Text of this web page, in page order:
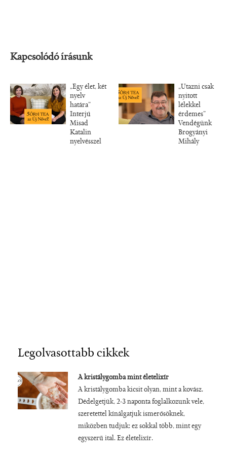
Kapcsolódó írásunk
„Egy élet, két
nyelv
határa”
Interjú
Misad
Katalin
nyelvésszel
„Utazni csak
nyitott
lélekkel
érdemes”
Vendégünk
Brogyányi
Mihály
Legolvasottabb cikkek
A kristálygomba mint életelixír
A kristálygomba kicsit olyan, mint a kovász.
Dédelgetjük, 2-3 naponta foglalkozunk vele,
szeretettel kínálgatjuk ismerősöknek,
miközben tudjuk: ez sokkal több, mint egy
egyszerű ital. Ez életelixír.